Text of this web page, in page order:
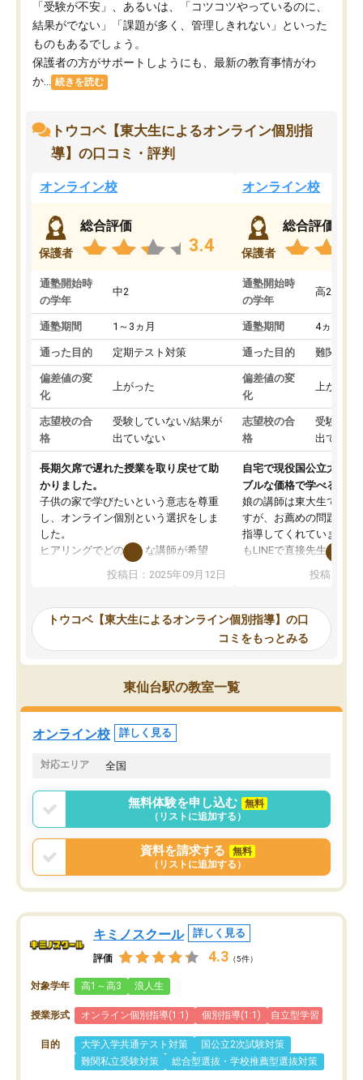
「受験が不安」、あるいは、「コツコツやっているのに、
結果がでない」「課題が多く、管理しきれない」といった
ものもあるでしょう。
保護者の方がサポートしようにも、最新の教育事情がわ
か...
続きを読む
トウコベ【東大生によるオンライン個別指
導】の口コミ・評判
オンライン校
保護者
総合評価
3.4
通塾開始時
の学年
中2
通塾期間 1～3ヵ月
通った目的 定期テスト対策
偏差値の変
化
上がった
志望校の合
格
受験していない/結果が
出ていない
長期欠席で遅れた授業を取り戻せて助
かりました。
子供の家で学びたいという意志を尊重
し、オンライン個別という選択をしま
した。
ヒアリングでどのような講師が希望
か、オプションは付帯するかなど選ぶ
事が出来ました。
ーティングを行い、その講師で良いか
見てから講師を決定する事ができま
す。
うちの子は、初回面談の講師の方で決
オンラインツールを使用した単語帳の
共有があり宿題もそちらで出される形
でした。
言う事で講師変更の申し出があり、あ
まりに短期での変更だった為、塾に通
う事にして退会しました。遅れも取り
戻せ、授業内容や講師の方は良かった
と思います。
投稿日：2025年09月12日
オンライン校
保護者
総合評価
通塾開始時
の学年
高2
通塾期間 4ヵ月～1
通った目的 難関私立
偏差値の変
化
上がった
志望校の合
格
受験して
出ていな
自宅で現役国公立大学生
ブルな価格で学べる
娘の講師は東大生では無
すが、お薦めの問題集や
指導してくれています。
もLINEで直接先生に質問
めれるので、個人に合
いなのがあり(有料)、受
ことをどんなスケジュー
くか相談したのですが、
ち期待したものではなく
くなってきたようなので
投稿日：
トウコベ【東大生によるオンライン個別指導】の口
コミをもっとみる
東仙台駅の教室一覧
オンライン校 詳しく見る
対応エリア 全国
無料体験を申し込む
無料
（リストに追加する）
資料を請求する
無料
（リストに追加する）
キミノスクール 詳しく見る
評価 4.3 （5件）
対象学年 高1～高3 浪人生
授業形式 オンライン個別指導(1:1) 個別指導(1:1) 自立型学習
目的 大学入学共通テスト対策
国公立2次試験対策
難関私立受験対策
総合型選抜・学校推薦型選抜対策